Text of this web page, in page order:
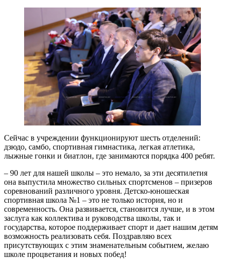
Сейчас в учреждении функционируют шесть отделений:
дзюдо, самбо, спортивная гимнастика, легкая атлетика,
лыжные гонки и биатлон, где занимаются порядка 400 ребят.
– 90 лет для нашей школы – это немало, за эти десятилетия
она выпустила множество сильных спортсменов – призеров
соревнований различного уровня. Детско-юношеская
спортивная школа №1 – это не только история, но и
современность. Она развивается, становится лучше, и в этом
заслуга как коллектива и руководства школы, так и
государства, которое поддерживает спорт и дает нашим детям
возможность реализовать себя. Поздравляю всех
присутствующих с этим знаменательным событием, желаю
школе процветания и новых побед!